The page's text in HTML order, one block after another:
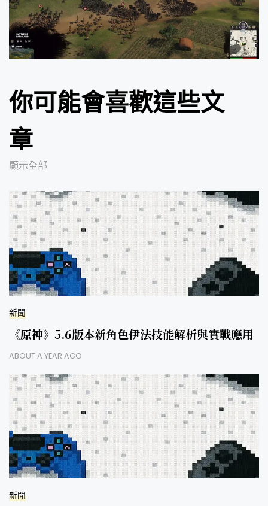
你可能會喜歡這些文
章
顯示全部
新聞
《原神》5.6版本新角色伊法技能解析與實戰應用
ABOUT A YEAR AGO
新聞